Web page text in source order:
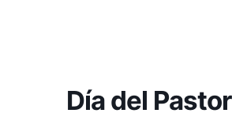
Día del Pastor